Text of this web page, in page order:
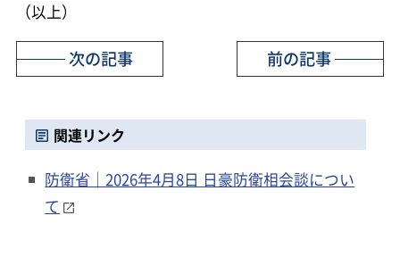
（以上）
前の記事
次の記事
関連リンク
防衛省｜2026年4月8日 日豪防衛相会談につい
て